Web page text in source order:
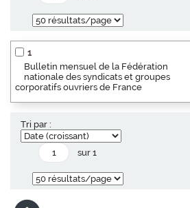
1
Bulletin mensuel de la Fédération
nationale des syndicats et groupes
corporatifs ouvriers de France
Tri par :
sur 1